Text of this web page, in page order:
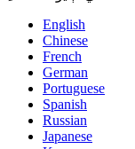
English
Chinese
French
German
Portuguese
Spanish
Russian
Japanese